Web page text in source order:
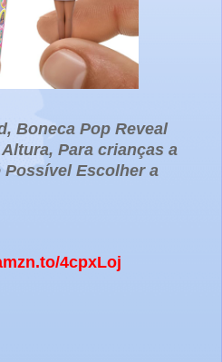
Boneca Pop Reveal
Para crianças a
Possível Escolher a
4cpxLoj